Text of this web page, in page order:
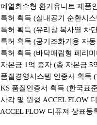
폐열회수형 환기유니트 제품
특허 획득 (실내공기 순환시스
특허 획득 (유리창 복사열 차
특허 획득 (공기조화기용 자동
특허 획득 (바닥매립형 페리미
자본금 1 억 증자 (총 자본금 5
품질경영시스템 인증서 획득 (
KS 품질인증서 획득 (한국표
사각 및 원형 ACCEL FLOW
ACCEL FLOW 디퓨져 상표등